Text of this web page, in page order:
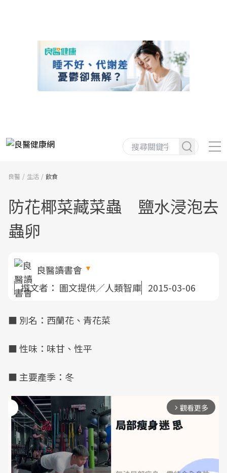
良醫 生活 飲食
防花椰菜藏菜蟲 鹽水浸泡去
蟲卵
良醫讀書會
撰文者： 圖文提供／人類智庫 2015-03-06
■ 別名：西蘭花、青花菜
■ 性味：味甘、性平
■ 主要產季：冬
arrow_forward_ios 觀看更多